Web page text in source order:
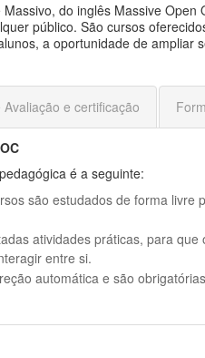
do inglês Massive
público. São cursos
a oportunidade de ampliar
e certificação
é a seguinte:
são estudados de forma
atividades práticas, para
entre si.
automática e são